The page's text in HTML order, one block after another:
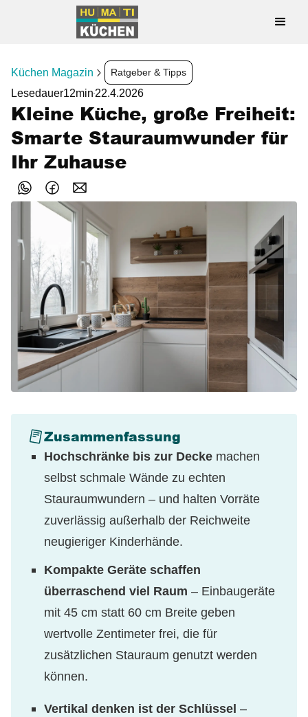
Küchen Magazin Ratgeber & Tipps
Lesedauer12min 22.4.2026
Kleine Küche, große Freiheit:
Smarte Stauraumwunder für
Ihr Zuhause
Zusammenfassung
Hochschränke bis zur Decke machen
selbst schmale Wände zu echten
Stauraumwundern – und halten Vorräte
zuverlässig außerhalb der Reichweite
neugieriger Kinderhände.
Kompakte Geräte schaffen
überraschend viel Raum – Einbaugeräte
mit 45 cm statt 60 cm Breite geben
wertvolle Zentimeter frei, die für
zusätzlichen Stauraum genutzt werden
können.
Vertikal denken ist der Schlüssel –